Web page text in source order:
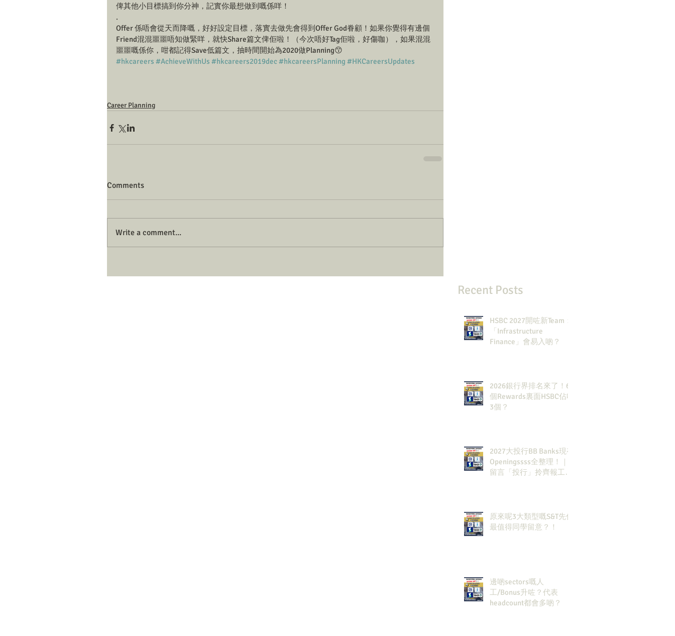
俾其他小目標搞到你分神，記實你最想做到嘅係咩！
.
Offer 係唔會從天而降嘅，好好設定目標，落實去做先會得到Offer God眷顧！如果你覺得有邊個
Friend混混噩噩唔知做緊咩，就快Share篇文俾佢啦！（今次唔好Tag佢啦，好傷咖），如果混混
噩噩嘅係你，咁都記得Save低篇文，抽時間開始為2020做Planning😙
#hkcareers #AchieveWithUs #hkcareers2019dec#hkcareersPlanning #HKCareersUpdates
Career Planning
Comments
Write a comment...
Recent Posts
HSBC 2027開咗新Team：
「Infrastructure
Finance」會易入啲？
2026銀行界排名來了！6
個Rewards裏面HSBC佔咗
3個？
2027大投行BB Banks現有
Openingssss全整理！｜
留言「投行」拎齊報工
原來呢3大類型嘅S&T先係
最值得同學留意？！
邊啲sectors嘅人
工/Bonus升咗？代表
headcount都會多啲？